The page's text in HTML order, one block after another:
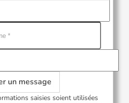
un message
saisies soient utilisées